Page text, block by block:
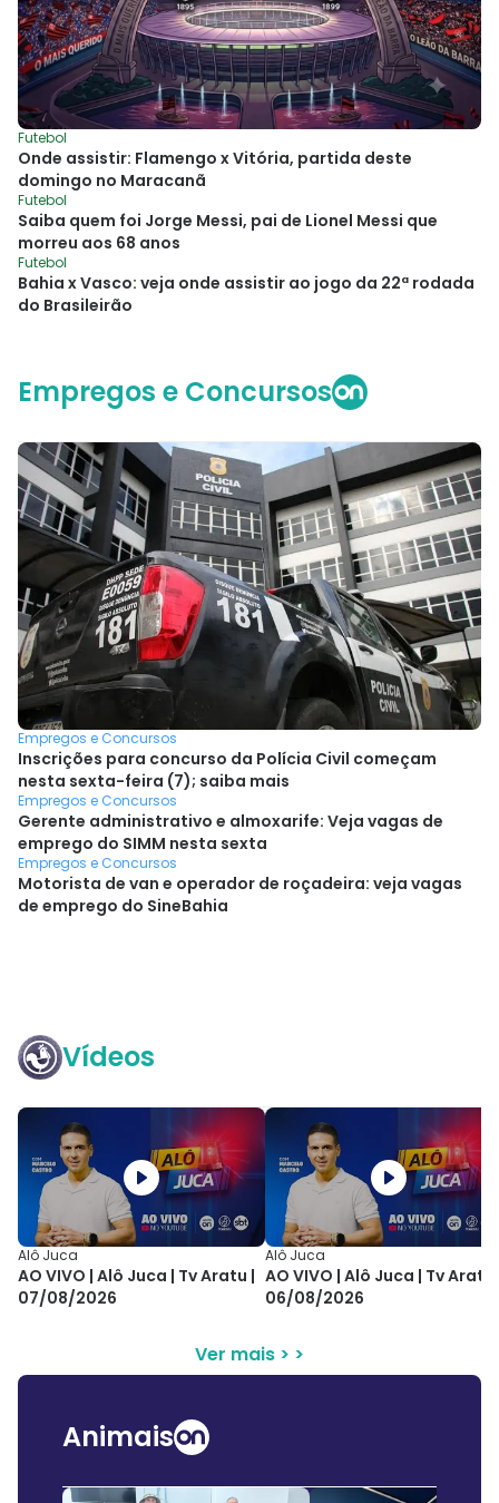
Futebol
Onde assistir: Flamengo x Vitória, partida deste
domingo no Maracanã
Futebol
Saiba quem foi Jorge Messi, pai de Lionel Messi que
morreu aos 68 anos
Futebol
Bahia x Vasco: veja onde assistir ao jogo da 22ª rodada
do Brasileirão
Empregos e Concursos
Empregos e Concursos
Inscrições para concurso da Polícia Civil começam
nesta sexta-feira (7); saiba mais
Empregos e Concursos
Gerente administrativo e almoxarife: Veja vagas de
emprego do SIMM nesta sexta
Empregos e Concursos
Motorista de van e operador de roçadeira: veja vagas
de emprego do SineBahia
Vídeos
Alô Juca
AO VIVO | Alô Juca | Tv Aratu |
07/08/2026
Alô Juca
AO VIVO | Alô Juca | Tv Aratu
06/08/2026
Ver mais > >
Animais